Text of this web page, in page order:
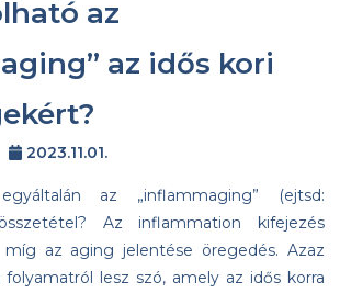
az
az idős kori
2023.11.01.
az „inflammaging” (ejtsd:
Az inflammation kifejezés
míg az aging jelentése öregedés. Azaz
folyamatról lesz szó, amely az idős korra